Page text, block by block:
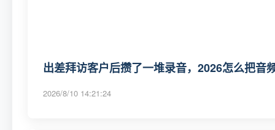
出差拜访客户后攒了一堆录音，2026怎么把音
2026/8/10 14:21:24